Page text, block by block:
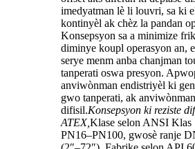
imedyatman lè li louvri, sa ki
kontinyèl ak chèz la pandan
Konsepsyon sa a minimize
diminye koupl operasyon an,
serye menm anba chanjman
tanperati oswa presyon.
anviwònman endistriyèl ki
gwo tanperati, ak
difisil.Konsepsyon ki reziste
ATEX,Klase selon ANSI Klas
PN16–PN100, gwosè ranje